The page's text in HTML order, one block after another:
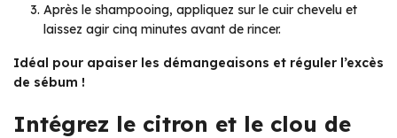
Après le shampooing, appliquez sur le cuir chevelu et
laissez agir cinq minutes avant de rincer.
Idéal pour apaiser les démangeaisons et réguler l’excès
de sébum !
Intégrez le citron et le clou de